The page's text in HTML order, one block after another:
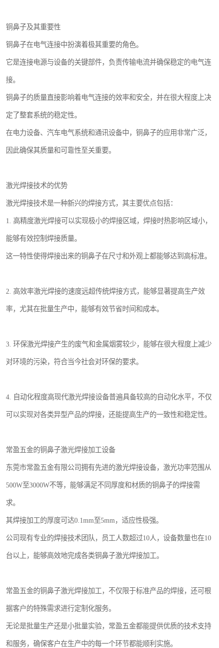
铜鼻子及其重要性
铜鼻子在电气连接中扮演着极其重要的角色。
它是连接电源与设备的关键部件，负责传输电流并确保稳定的电气连
接。
铜鼻子的质量直接影响着电气连接的效率和安全，并在很大程度上决
定了整套系统的稳定性。
在电力设备、汽车电气系统和通讯设备中，铜鼻子的应用非常广泛，
因此确保其质量和可靠性至关重要。
激光焊接技术的优势
激光焊接技术是一种新兴的焊接方式，其主要优点包括：
1. 高精度激光焊接可以实现极小的焊接区域，焊接时热影响区域小，
能够有效控制焊接质量。
这一特性使得焊接出来的铜鼻子在尺寸和外观上都能够达到高标准。
2. 高效率激光焊接的速度远超传统焊接方式，能够显著提高生产效
率，尤其在批量生产中，能够有效节省时间和成本。
3. 环保激光焊接产生的废气和金属烟雾较少，能够在很大程度上减少
对环境的污染，符合当今社会对环保的要求。
4. 自动化程度高现代激光焊接设备普遍具备较高的自动化水平，不仅
可以实现对各类异型产品的焊接，还能提高生产的一致性和稳定性。
常盈五金的铜鼻子激光焊接加工设备
东莞市常盈五金有限公司拥有先进的激光焊接设备，激光功率范围从
500W至3000W不等，能够满足不同厚度和材质的铜鼻子的焊接需
求。
其焊接加工的厚度可达0.1mm至5mm，适应性极强。
公司现有专业的焊接技术团队，员工人数超过10人，设备数量也在10
台以上，能够高效地完成各类铜鼻子激光焊接加工。
常盈五金的铜鼻子激光焊接加工，不仅限于标准产品的焊接，还可根
据客户的特殊需求进行定制化服务。
无论是批量生产还是小批量实验，常盈五金都能提供优质的技术支持
和服务，确保客户在生产中的每一个环节都能顺利实施。